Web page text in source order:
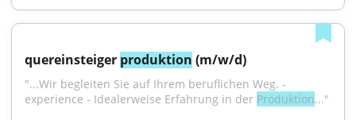
quereinsteiger produktion (m/w/d)
"...Wir begleiten Sie auf Ihrem beruflichen Weg. -
experience - Idealerweise Erfahrung in der Produktion..."